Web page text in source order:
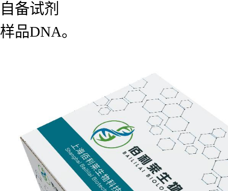
自备试剂
样品DNA。